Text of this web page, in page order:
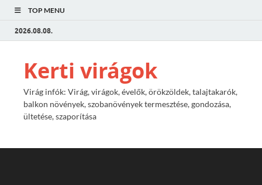
TOP MENU
2026.08.08.
Kerti virágok
Virág infók: Virág, virágok, évelők, örökzöldek, talajtakarók,
balkon növények, szobanövények termesztése, gondozása,
ültetése, szaporítása